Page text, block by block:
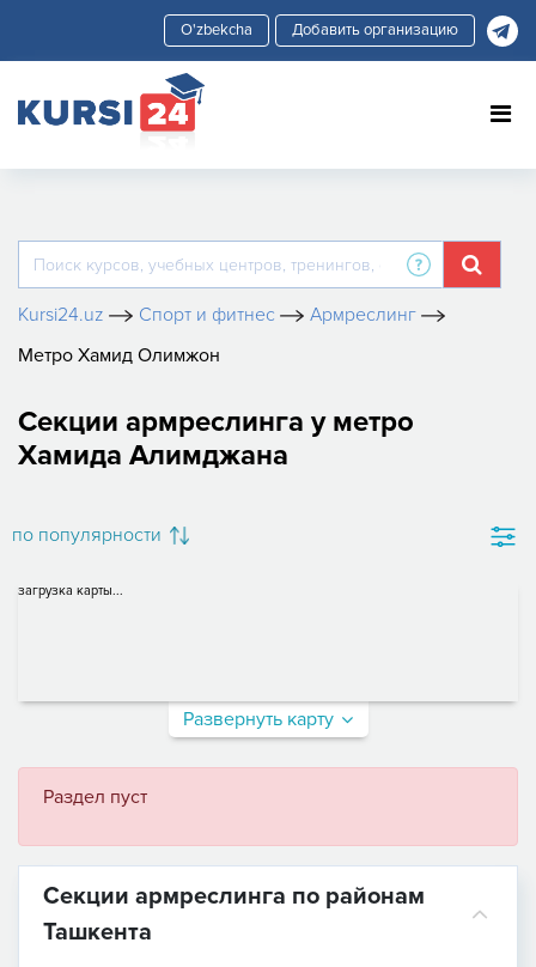
Добавить организацию
Kursi24.uz Спорт и фитнес
Армреслинг
Метро Хамид Олимжон
Секции армреслинга у метро
Хамида Алимджана
по популярности
загрузка карты...
Развернуть карту
Раздел пуст
Секции армреслинга по районам
Ташкента